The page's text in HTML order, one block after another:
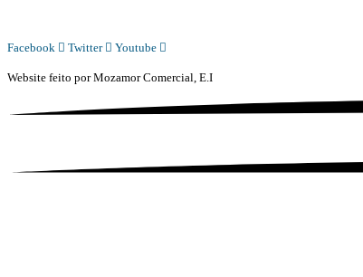
Facebook Twitter Youtube
Website feito porMozamor Comercial, E.I